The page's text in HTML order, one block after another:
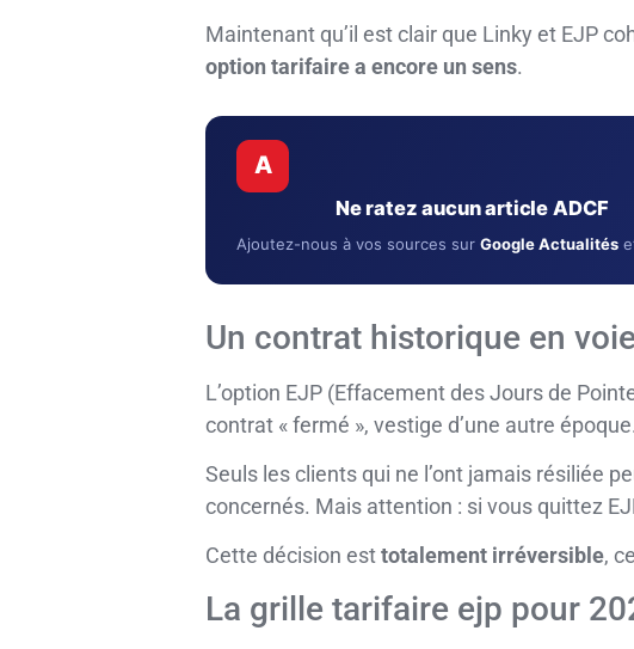
Maintenant qu’il est clair que Linky et EJP
option tarifaire a encore un sens.
A
Ne ratez aucun article ADCF
Ajoutez-nous à vos sources sur Google Actualités
Un contrat historique en
L’option EJP (Effacement des Jours de
contrat « fermé », vestige d’une autre époque.
Seuls les clients qui ne l’ont jamais résiliée
concernés. Mais attention : si vous quittez
Cette décision esttotalement irréversible,
La grille tarifaire ejp pour